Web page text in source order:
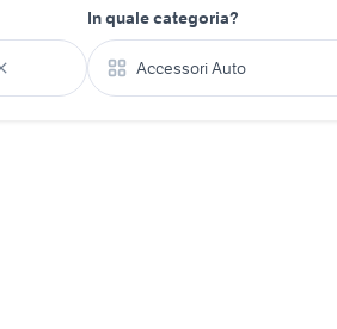
In quale categoria?
Accessori Auto